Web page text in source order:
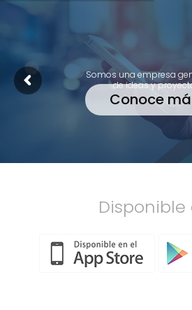
Somos una empresa
de ideas y
Conoce
Disponible